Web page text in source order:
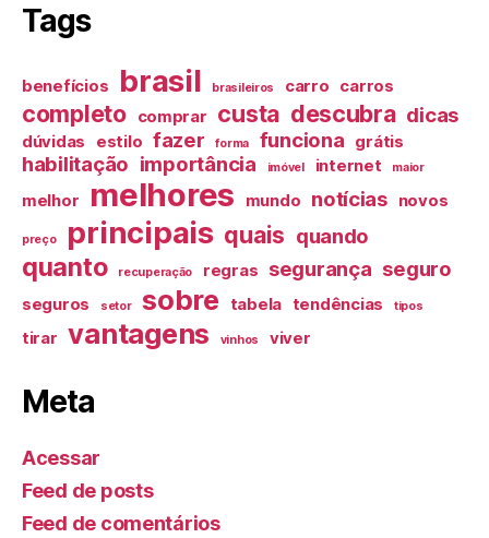
Tags
benefícios brasil brasileiros carro carros
completo comprar custa descubra dicas
dúvidas estilo fazer forma funciona grátis
habilitação importância imóvel internet maior
melhor melhores mundo notícias novos
preço principais quais quando
quanto recuperação regras segurança seguro
seguros setor sobre tabela tendências tipos
tirar vantagens vinhos viver
Meta
Acessar
Feed de posts
Feed de comentários